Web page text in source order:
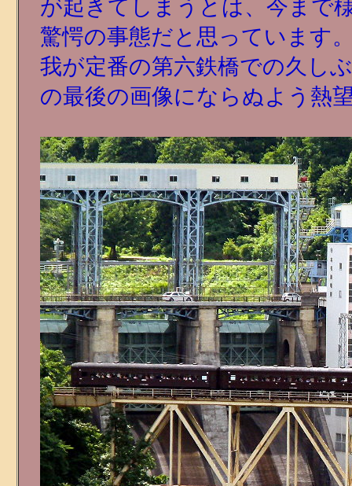
が起きてしまうとは、今まで
驚愕の事態だと思っています
我が定番の第六鉄橋での久し
の最後の画像にならぬよう熱